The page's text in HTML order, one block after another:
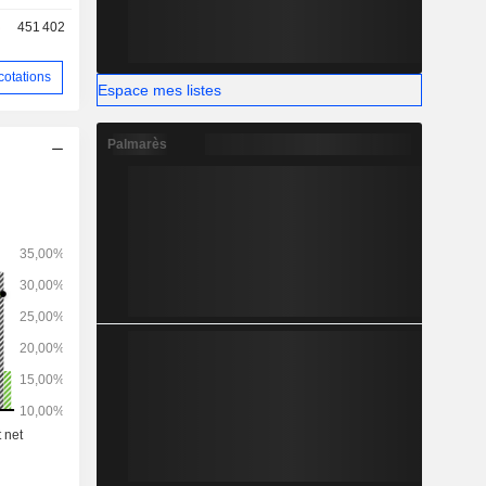
ses
et aux
451 402
Espace mes listes
Palmarès